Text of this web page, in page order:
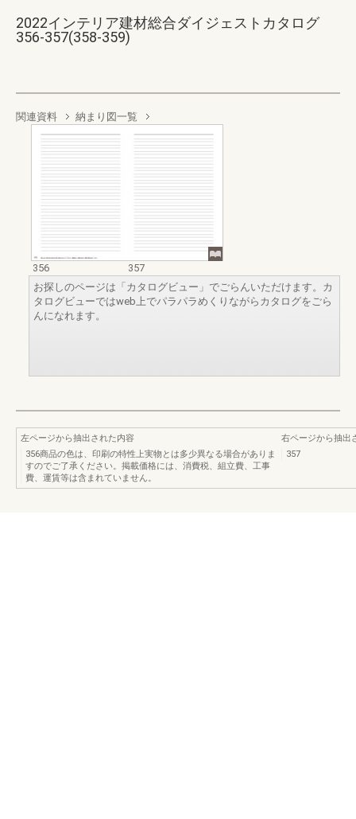
2022インテリア建材総合ダイジェストカタログ
356-357(358-359)
関連資料 納まり図一覧
356
357
お探しのページは「カタログビュー」でごらんいただけます。カ
タログビューではweb上でパラパラめくりながらカタログをごら
んになれます。
左ページから抽出された内容
356商品の色は、印刷の特性上実物とは多少異なる場合がありま
すのでご了承ください。掲載価格には、消費税、組立費、工事
費、運賃等は含まれていません。
右ページから抽出
357